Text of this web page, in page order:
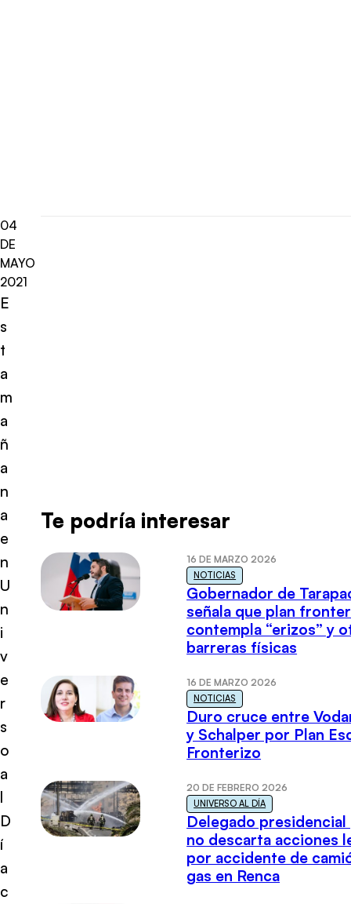
04
DE
MAYO
2021
E
s
t
a
m
a
ñ
a
n
a
e
n
U
n
i
v
e
r
s
o
a
l
D
í
a
c
Te podría interesar
16 DE MARZO 2026
NOTICIAS
Gobernador de
señala que plan
contempla “erizos” y
barreras físicas
16 DE MARZO 2026
NOTICIAS
Duro cruce entre
y Schalper por Plan
Fronterizo
20 DE FEBRERO 2026
UNIVERSO AL DÍA
Delegado presidencial
no descarta acciones
por accidente de
gas en Renca